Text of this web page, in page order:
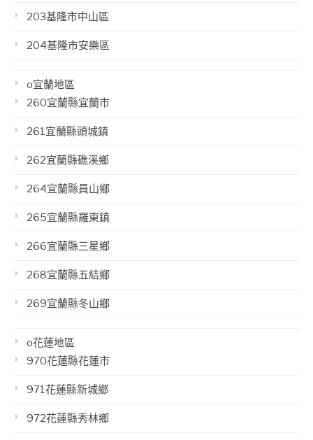
203基隆市中山區
204基隆市安樂區
o宜蘭地區
260宜蘭縣宜蘭市
261宜蘭縣頭城鎮
262宜蘭縣礁溪鄉
264宜蘭縣員山鄉
265宜蘭縣羅東鎮
266宜蘭縣三星鄉
268宜蘭縣五結鄉
269宜蘭縣冬山鄉
o花蓮地區
970花蓮縣花蓮市
971花蓮縣新城鄉
972花蓮縣秀林鄉